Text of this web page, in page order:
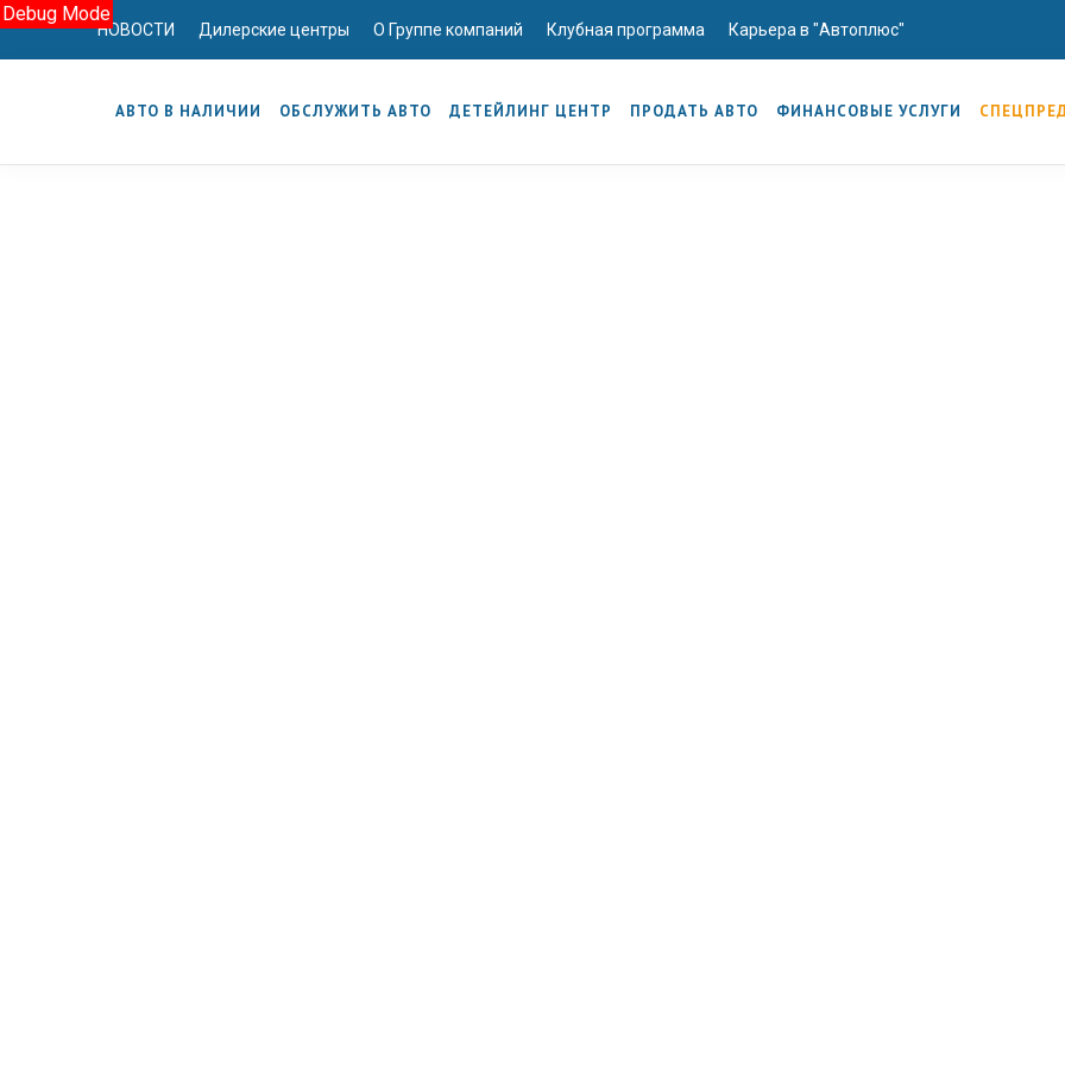
Debug Mode
НОВОСТИ Дилерские центры О Группе компаний Клубная программа Карьера в "Автоплюс"
АВТО В НАЛИЧИИ ОБСЛУЖИТЬ АВТО ДЕТЕЙЛИНГ ЦЕНТР ПРОДАТЬ АВТО ФИНАНСОВЫЕ УСЛУГИ